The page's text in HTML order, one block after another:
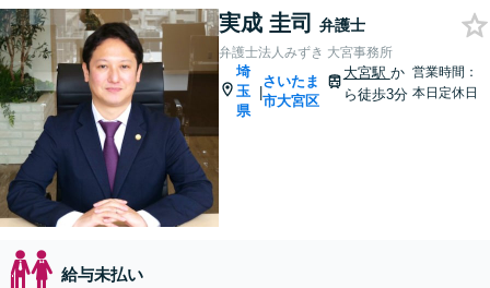
実成 圭司 弁護士
弁護士法人みずき 大宮事務所
埼
玉
県
|
さいたま
市大宮区
大宮駅 か
ら徒歩3分
営業時間：
本日定休日
給与未払い